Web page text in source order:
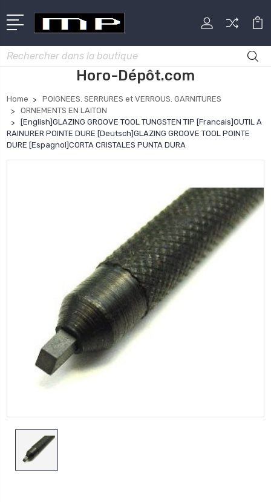
Rechercher
Horo-Dépôt.com
Home
POIGNEES. SERRURES et VERROUS. GARNITURES
ORNEMENTS EN LAITON
[English]GLAZING GROOVE TOOL TUNGSTEN TIP [Francais]OUTIL A
RAINURER POINTE DURE [Deutsch]GLAZING GROOVE TOOL POINTE
DURE [Espagnol]CORTA CRISTALES PUNTA DURA